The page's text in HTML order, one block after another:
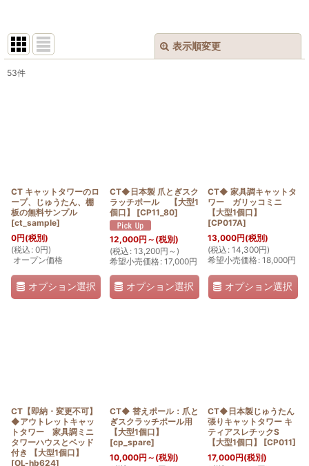
表示順変更
53件
CT キャットタワーのロ
ープ、じゅうたん、棚
板の無料サンプル
[ct_sample]
0円(税別)
(税込 : 0円)
オープン価格
オプション選択
CT◆日本製 爪とぎスク
ラッチポール 【大型1
個口】
[CP11_80]
12,000円 ～ (税別)
(税込 : 13,200円 ～)
希望小売価格: 17,000円
オプション選択
CT◆ 家具調キャットタ
ワー ガリッコミニ
【大型1個口】
[CP017A]
13,000円(税別)
(税込 : 14,300円)
希望小売価格: 18,000円
オプション選択
CT【即納・変更不可】
◆アウトレットキャッ
トタワー 家具調ミニ
タワーハウスとベッド
付き 【大型1個口】
[OL-hb624]
CT◆ 替えポール：爪と
ぎスクラッチポール用
【大型1個口】
[cp_spare]
10,000円 ～ (税別)
CT◆日本製じゅうたん
張りキャットタワー キ
ティアスレチックS
【大型1個口】
[CP011]
17,000円(税別)